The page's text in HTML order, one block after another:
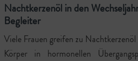
Nachtkerzenöl in den
Begleiter
Viele Frauen greifen zu
Körper in hormonellen